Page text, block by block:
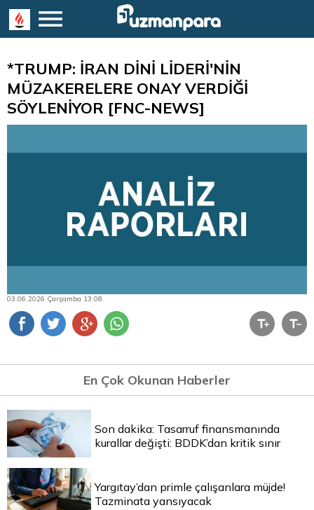
*TRUMP: İRAN DİNİ LİDERİ'NİN
MÜZAKERELERE ONAY VERDİĞİ
SÖYLENİYOR [FNC-NEWS]
03.06.2026 Çarşamba 13:08
En Çok Okunan Haberler
Son dakika: Tasarruf finansmanında
kurallar değişti: BDDK’dan kritik sınır
Yargıtay’dan primle çalışanlara müjde!
Tazminata yansıyacak